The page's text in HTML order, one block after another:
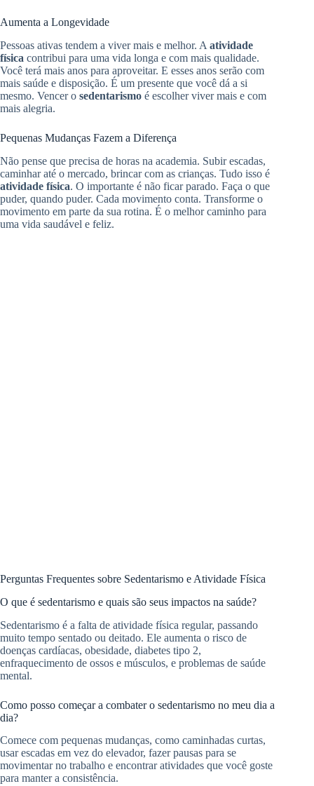
Aumenta a Longevidade
Pessoas ativas tendem a viver mais e melhor. A atividade
física contribui para uma vida longa e com mais qualidade.
Você terá mais anos para aproveitar. E esses anos serão com
mais saúde e disposição. É um presente que você dá a si
mesmo. Vencer o sedentarismo é escolher viver mais e com
mais alegria.
Pequenas Mudanças Fazem a Diferença
Não pense que precisa de horas na academia. Subir escadas,
caminhar até o mercado, brincar com as crianças. Tudo isso é
atividade física. O importante é não ficar parado. Faça o que
puder, quando puder. Cada movimento conta. Transforme o
movimento em parte da sua rotina. É o melhor caminho para
uma vida saudável e feliz.
Perguntas Frequentes sobre Sedentarismo e Atividade Física
O que é sedentarismo e quais são seus impactos na saúde?
Sedentarismo é a falta de atividade física regular, passando
muito tempo sentado ou deitado. Ele aumenta o risco de
doenças cardíacas, obesidade, diabetes tipo 2,
enfraquecimento de ossos e músculos, e problemas de saúde
mental.
Como posso começar a combater o sedentarismo no meu dia a
dia?
Comece com pequenas mudanças, como caminhadas curtas,
usar escadas em vez do elevador, fazer pausas para se
movimentar no trabalho e encontrar atividades que você goste
para manter a consistência.